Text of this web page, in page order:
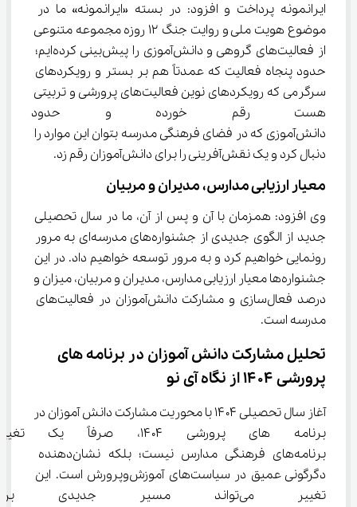
ایرانمونه پرداخت و افزود: در بسته «ایرانمونه» ما در
موضوع هویت ملی و روایت جنگ ۱۲ روزه مجموعه متنوعی
از فعالیت‌های گروهی و دانش‌آموزی را پیش‌بینی کرده‌ایم؛
حدود پنجاه فعالیت که عمدتاً هم بر بستر و رویکردهای
سرگرمی که رویکردهای نوین فعالیت‌های پرورشی و تربیتی
هست رقم خورده و حدود
دانش‌آموزی که در فضای فرهنگی مدرسه بتوان این موارد را
دنبال کرد و یک نقش‌آفرینی را برای دانش‌آموزان رقم زد.
معیار ارزیابی مدارس، مدیران و مربیان
وی افزود: همزمان با آن و پس از آن، ما در سال تحصیلی
جدید از الگوی جدیدی از جشنواره‌های مدرسه‌ای به مرور
رونمایی خواهیم کرد و به مرور توسعه خواهیم داد. در این
جشنواره‌ها معیار ارزیابی مدارس، مدیران و مربیان، میزان و
درصد فعال‌سازی و مشارکت دانش‌آموزان در فعالیت‌های
مدرسه است.
تحلیل مشارکت دانش ‌آموزان در برنامه‌ های
پرورشی ۱۴۰۴ از نگاه آی ‌نو
آغاز سال تحصیلی ۱۴۰۴ با محوریت مشارکت دانش ‌آموزان در
برنامه ‌های پرورشی ۱۴۰۴،
برنامه‌های فرهنگی مدارس نیست؛ بلکه نشان‌دهنده
دگرگونی عمیق در سیاست‌های آموزش‌وپرورش است. این
تغییر می‌تواند مسیر